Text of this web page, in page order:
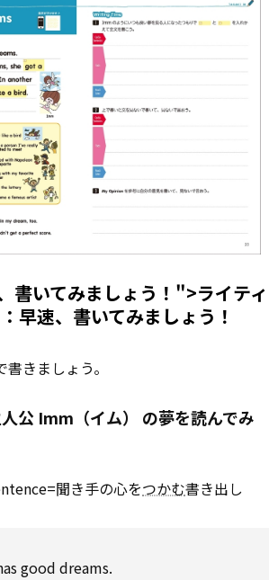
書いてみましょう！">ライティ
：早速、書いてみましょう！
書きましょう。
公 Imm（イム） の夢を読んでみ
聞き手の心をつかむ書き出し
good dreams.